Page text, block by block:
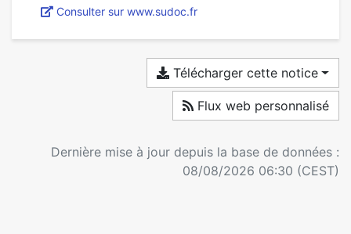
Consulter sur www.sudoc.fr
Télécharger cette notice
Flux web personnalisé
Dernière mise à jour depuis la base de données :
08/08/2026 06:30 (CEST)